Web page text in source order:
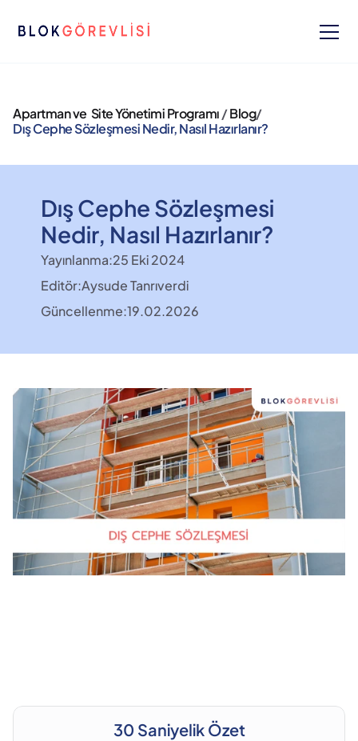
Apartman ve  Site Yönetimi Programı / Blog/
Dış Cephe Sözleşmesi Nedir, Nasıl Hazırlanır?
Dış Cephe Sözleşmesi
Nedir, Nasıl Hazırlanır?
Yayınlanma:25 Eki 2024
Editör:Aysude Tanrıverdi
Güncellenme:19.02.2026
30 Saniyelik Özet